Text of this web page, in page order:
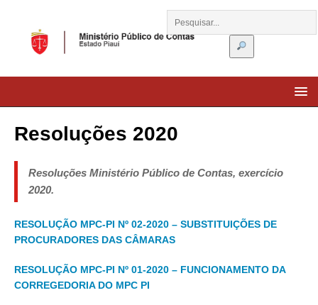
Resoluções 2020
Resoluções Ministério Público de Contas, exercício
2020.
RESOLUÇÃO MPC-PI Nº 02-2020 – SUBSTITUIÇÕES DE
PROCURADORES DAS CÂMARAS
RESOLUÇÃO MPC-PI Nº 01-2020 – FUNCIONAMENTO DA
CORREGEDORIA DO MPC PI